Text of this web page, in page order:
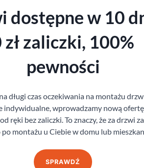
Zamów pomiar
dostępne w 10
zł zaliczki, 100%
pewności
długi czas oczekiwania na montażu
indywidualne, wprowadzamy nową
ręki bez zaliczki. To znaczy, że za drzwi
montażu u Ciebie w domu lub
SPRAWDŹ